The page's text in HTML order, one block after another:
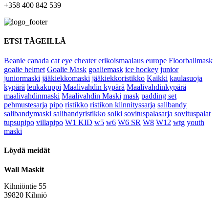
+358 400 842 539
ETSI TÄGEILLÄ
Beanie canada cat eye cheater erikoismaalaus europe Floorballmask
goalie helmet Goalie Mask goaliemask ice hockey junior
juniormaski jääkiekkomaski jääkiekkoristikko Kaikki kaulasuoja
kypärä leukakuppi Maalivahdin kypärä Maalivahdinkypärä
maalivahdinmaski Maalivahdin Maski mask padding set
pehmustesarja pipo ristikko ristikon kiinnityssarja salibandy
salibandymaski salibandyristikko solki sovituspalasarja sovituspalat
tupsupipo villapipo W1 KID w5 w6 W6 SR W8 W12 wtg youth
maski
Löydä meidät
Wall Maskit
Kihniöntie 55
39820 Kihniö